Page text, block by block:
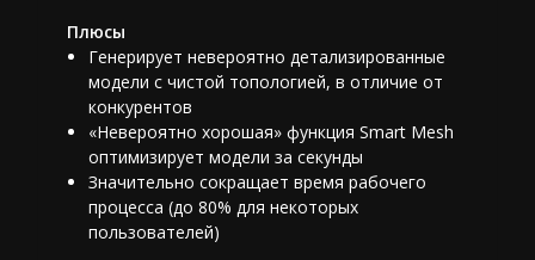
Плюсы
Генерирует невероятно детализированные
модели с чистой топологией, в отличие от
конкурентов
«Невероятно хорошая» функция Smart Mesh
оптимизирует модели за секунды
Значительно сокращает время рабочего
процесса (до 80% для некоторых
пользователей)